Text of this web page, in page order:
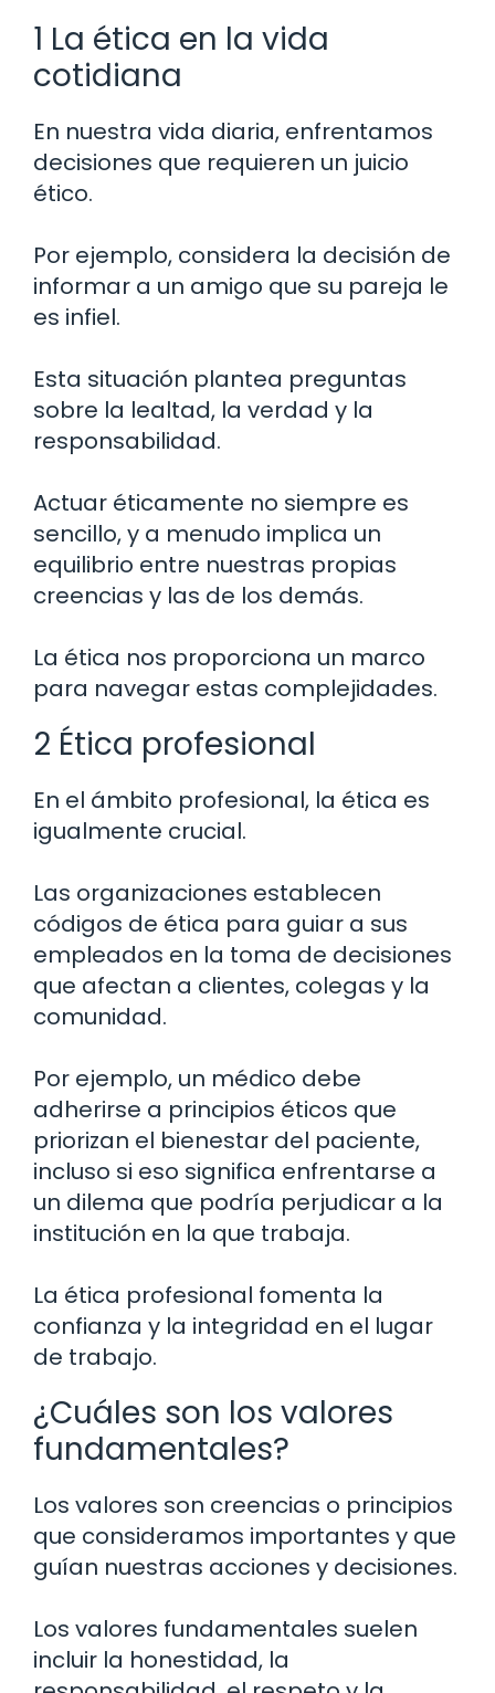
1 La ética en la vida
cotidiana
En nuestra vida diaria, enfrentamos
decisiones que requieren un juicio
ético.
Por ejemplo, considera la decisión de
informar a un amigo que su pareja le
es infiel.
Esta situación plantea preguntas
sobre la lealtad, la verdad y la
responsabilidad.
Actuar éticamente no siempre es
sencillo, y a menudo implica un
equilibrio entre nuestras propias
creencias y las de los demás.
La ética nos proporciona un marco
para navegar estas complejidades.
2 Ética profesional
En el ámbito profesional, la ética es
igualmente crucial.
Las organizaciones establecen
códigos de ética para guiar a sus
empleados en la toma de decisiones
que afectan a clientes, colegas y la
comunidad.
Por ejemplo, un médico debe
adherirse a principios éticos que
priorizan el bienestar del paciente,
incluso si eso significa enfrentarse a
un dilema que podría perjudicar a la
institución en la que trabaja.
La ética profesional fomenta la
confianza y la integridad en el lugar
de trabajo.
¿Cuáles son los valores
fundamentales?
Los valores son creencias o principios
que consideramos importantes y que
guían nuestras acciones y decisiones.
Los valores fundamentales suelen
incluir la honestidad, la